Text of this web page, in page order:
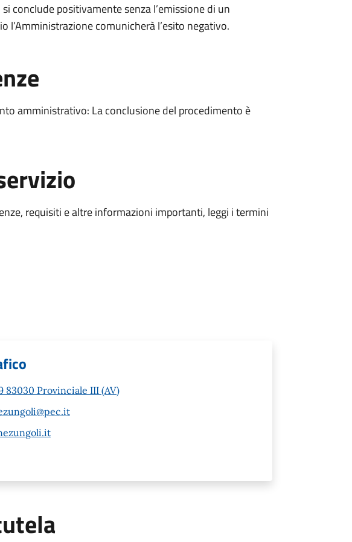
conclude positivamente senza l’emissione di un
l’Amministrazione comunicherà l’esito negativo.
amministrativo: La conclusione del procedimento è
requisiti e altre informazioni importanti, leggi i termini
83030 Provinciale III (AV)